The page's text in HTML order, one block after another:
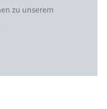
zu unserem